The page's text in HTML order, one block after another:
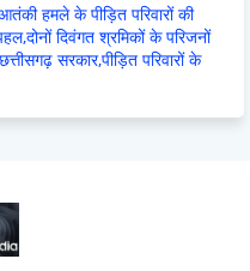
हमले के पीड़ित परिवारों की
दिवंगत श्रमिकों के परिजनों
सरकार,पीड़ित परिवारों के